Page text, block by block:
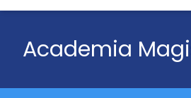
Academia